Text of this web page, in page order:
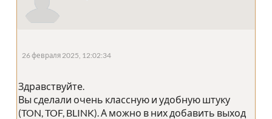
26 февраля 2025, 12:02:34
Здравствуйте.
Вы сделали очень классную и удобную штуку
(TON, TOF, BLINK). А можно в них добавить выход